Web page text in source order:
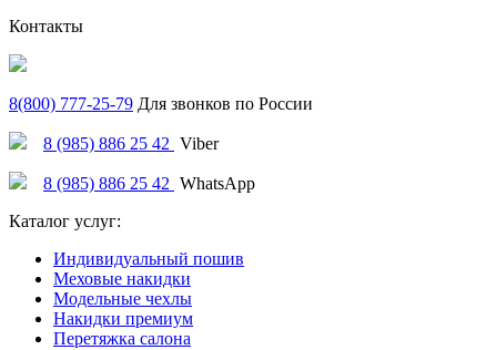
Контакты
8(800) 777-25-79 Для звонков по России
8 (985) 886 25 42 Viber
8 (985) 886 25 42 WhatsApp
Каталог услуг:
Индивидуальный пошив
Меховые накидки
Модельные чехлы
Накидки премиум
Перетяжка салона